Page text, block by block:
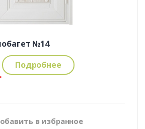
№14
Подробнее
в избранное